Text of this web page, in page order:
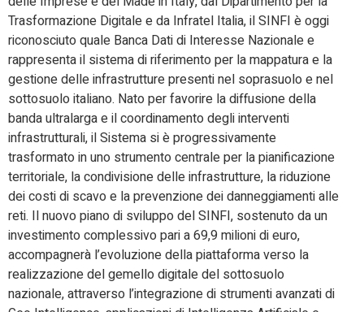
Trasformazione Digitale e da Infratel Italia, il SINFI è oggi
riconosciuto quale Banca Dati di Interesse Nazionale e
rappresenta il sistema di riferimento per la mappatura e la
gestione delle infrastrutture presenti nel soprasuolo e nel
sottosuolo italiano. Nato per favorire la diffusione della
banda ultralarga e il coordinamento degli interventi
infrastrutturali, il Sistema si è progressivamente
trasformato in uno strumento centrale per la pianificazione
territoriale, la condivisione delle infrastrutture, la riduzione
dei costi di scavo e la prevenzione dei danneggiamenti alle
reti. Il nuovo piano di sviluppo del SINFI, sostenuto da un
investimento complessivo pari a 69,9 milioni di euro,
accompagnerà l’evoluzione della piattaforma verso la
realizzazione del gemello digitale del sottosuolo
nazionale, attraverso l’integrazione di strumenti avanzati di